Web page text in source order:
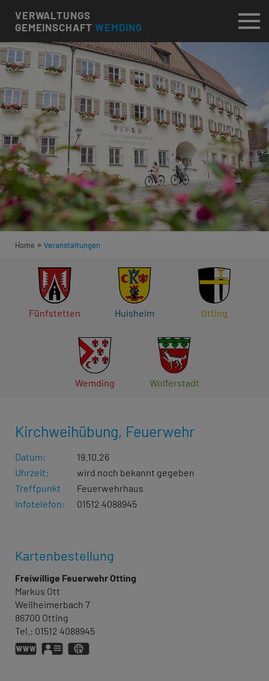
VERWALTUNGS
GEMEINSCHAFTWEMDING
Home » Veranstaltungen
Fünfstetten Huisheim Otting
Wemding Wolferstadt
Kirchweihübung, Feuerwehr
Datum:
19.10.26
Uhrzeit:
wird noch bekannt gegeben
Treffpunkt
Feuerwehrhaus
Infotelefon:
01512 4088945
Kartenbestellung
Freiwillige Feuerwehr Otting
Markus Ott
Weilheimerbach 7
86700 Otting
Tel.: 01512 4088945
www.feuerwehr-otting.de
vCard